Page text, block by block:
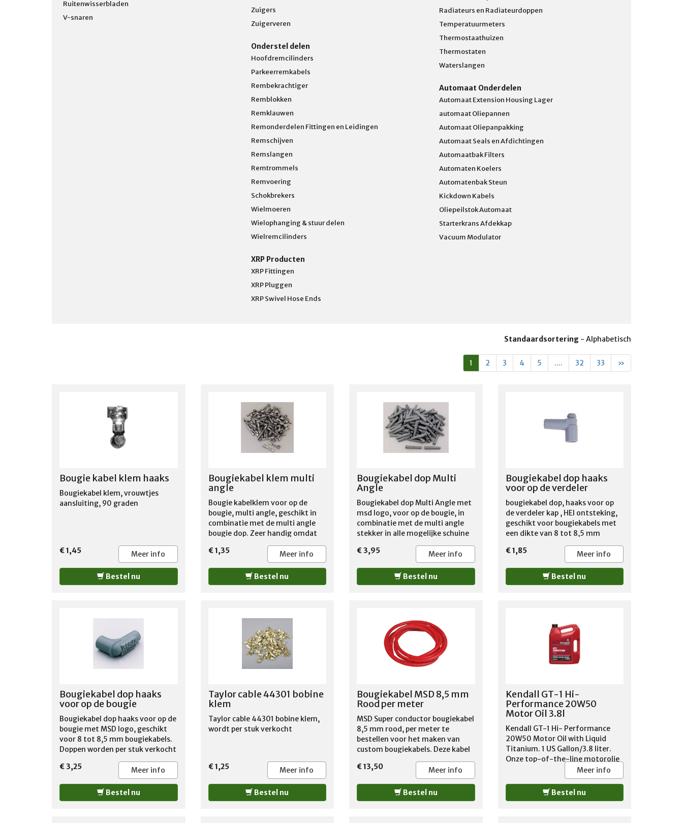
Ruitenwisserbladen
V-snaren
Zuigers
Zuigerveren
Onderstel delen
Hoofdremcilinders
Parkeerremkabels
Rembekrachtiger
Remblokken
Remklauwen
Remonderdelen Fittingen en Leidingen
Remschijven
Remslangen
Remtrommels
Remvoering
Schokbrekers
Wielmoeren
Wielophanging & stuur delen
Wielremcilinders
XRP Producten
XRP Fittingen
XRP Pluggen
XRP Swivel Hose Ends
Radiateurs en Radiateurdoppen
Temperatuurmeters
Thermostaathuizen
Thermostaten
Waterslangen
Automaat Onderdelen
Automaat Extension Housing Lager
automaat Oliepannen
Automaat Oliepanpakking
Automaat Seals en Afdichtingen
Automaatbak Filters
Automaten Koelers
Automatenbak Steun
Kickdown Kabels
Oliepeilstok Automaat
Starterkrans Afdekkap
Vacuum Modulator
Standaardsortering - Alphabetisch
1 2 3 4 5 .... 32 33 »
Bougie kabel klem haaks
Bougiekabel klem, vrouwtjes
aansluiting, 90 graden
€ 1,45 Meer info
Bestel nu
Bougiekabel klem multi
angle
Bougie kabelklem voor op de
bougie, multi angle, geschikt in
combinatie met de multi angle
bougie dop. Zeer handig omdat
deze klemmen in alle hoeken te
verbuigen zijn verkoop gaat per
klem, zie website voor verdere
benodigdheden
€ 1,35 Meer info
Bestel nu
Bougiekabel dop Multi
Angle
Bougiekabel dop Multi Angle met
msd logo, voor op de bougie, in
combinatie met de multi angle
stekker in alle mogelijke schuine
hoeken te buigen, uitermate
geschikt bij ruimte problemen
met headers worden per dop
€ 3,95 Meer info
Bestel nu
Bougiekabel dop haaks
voor op de verdeler
bougiekabel dop, haaks voor op
de verdeler kap , HEI ontsteking,
geschikt voor bougiekabels met
een dikte van 8 tot 8,5 mm
doppen worden per stuk verkocht
€ 1,85 Meer info
Bestel nu
Bougiekabel dop haaks
voor op de bougie
Bougiekabel dop haaks voor op de
bougie met MSD logo, geschikt
voor 8 tot 8,5 mm bougiekabels.
Doppen worden per stuk verkocht
€ 3,25
Meer info
Bestel nu
Taylor cable 44301 bobine
klem
Taylor cable 44301 bobine klem,
wordt per stuk verkocht
€ 1,25 Meer info
Bestel nu
Bougiekabel MSD 8,5 mm
Rood per meter
MSD Super conductor bougiekabel
8,5 mm rood, per meter te
bestellen voor het maken van
custom bougiekabels. Deze kabel
heeft zeer weinig weerstand en
geleid de stroom optimaal, voor
de echte kenners is dit de juiste
bougiekabel voor de perfecte
performance van de motor. Per
€ 13,50 Meer info
Bestel nu
Kendall GT-1 Hi-
Performance 20W50
Motor Oil 3.8l
Kendall GT-1 Hi- Performance
20W50 Motor Oil with Liquid
Titanium. 1 US Gallon/3.8 liter.
Onze top-of-the-line motorolie
van Kendall. De GT-1 serie is
speciaal ontwikkeld voor
Amerikaanse V8 motoren met
een zwaardere belasting of
Meer info
Bestel nu